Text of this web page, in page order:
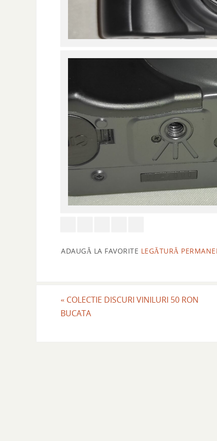
ADAUGĂ LA FAVORITE LEGĂTURĂ
« COLECTIE DISCURI VINILURI 50 RON
BUCATA